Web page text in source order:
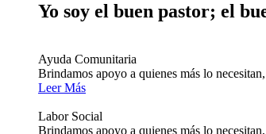
Yo soy el buen pastor; el
Ayuda Comunitaria
Brindamos apoyo a quienes más lo
Leer Más
Labor Social
Brindamos apoyo a quienes más lo